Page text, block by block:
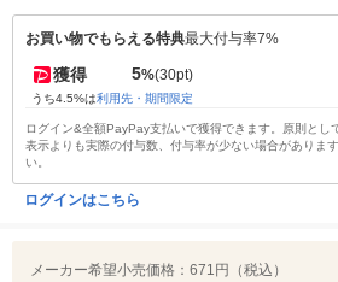
お買い物でもらえる特典最大付与率7%
獲得 5%(30pt)
うち4.5%は利用先・期間限定
ログイン&全額PayPay支払いで獲得できます。原則とし
表示よりも実際の付与数、付与率が少ない場合がありま
い。
ログインはこちら
メーカー希望小売価格： 671円（税込）